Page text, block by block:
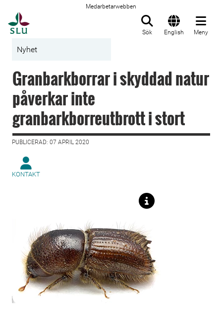
Medarbetarwebben
Sök English Meny
Nyhet
Granbarkborrar i skyddad natur
påverkar inte
granbarkborreutbrott i stort
PUBLICERAD: 07 APRIL 2020
KONTAKT